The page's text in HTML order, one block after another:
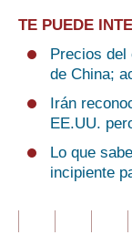
TE PUEDE
Precios
de China;
Irán
EE.UU.
Lo que
incipiente